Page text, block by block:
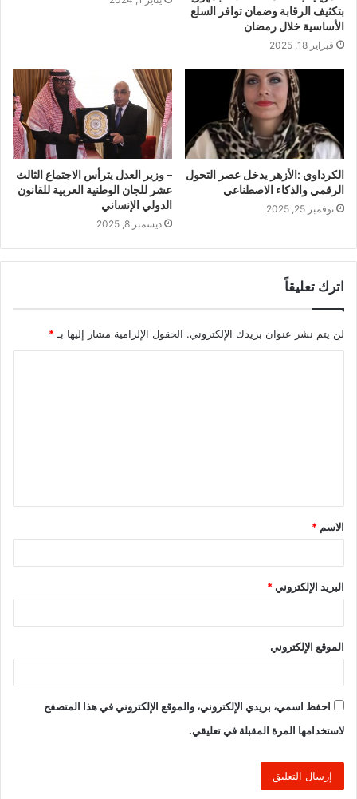
بتكثيف الرقابة وضمان توافر السلع
الأساسية خلال رمضان
فبراير 18, 2025
الكرداوي :الأزهر يدخل عصر التحول
الرقمي والذكاء الاصطناعي
نوفمبر 25, 2025
– وزير العدل يترأس الاجتماع الثالث
عشر للجان الوطنية العربية للقانون
الدولي الإنساني
ديسمبر 8, 2025
اترك تعليقاً
لن يتم نشر عنوان بريدك الإلكتروني. الحقول الإلزامية مشار إليها بـ*
ق
*
الاسم *
البريد الإلكتروني*
الموقع الإلكتروني
احفظ اسمي، بريدي الإلكتروني، والموقع الإلكتروني في هذا المتصفح
لاستخدامها المرة المقبلة في تعليقي.